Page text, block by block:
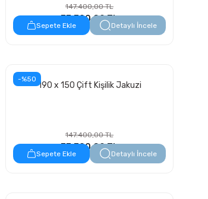
147.400,00 TL
73.700,00 TL
Sepete Ekle Detaylı İncele
-%50
190 x 150 Çift Kişilik Jakuzi
147.400,00 TL
73.700,00 TL
Sepete Ekle Detaylı İncele